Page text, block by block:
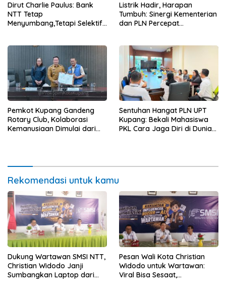
Dirut Charlie Paulus: Bank
NTT Tetap
Menyumbang,Tetapi Selektif
Listrik Hadir, Harapan
Tumbuh: Sinergi Kementerian
dan PLN Percepat
Pemkot Kupang Gandeng
Rotary Club, Kolaborasi
Kemanusiaan Dimulai dari
Sentuhan Hangat PLN UPT
Kupang: Bekali Mahasiswa
PKL Cara Jaga Diri di Dunia
Rekomendasi untuk kamu
Dukung Wartawan SMSI NTT,
Christian Widodo Janji
Sumbangkan Laptop dari
Pesan Wali Kota Christian
Widodo untuk Wartawan:
Viral Bisa Sesaat,